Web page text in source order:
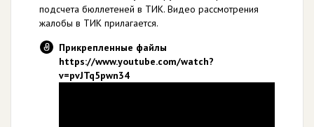
подсчета бюллетеней в ТИК. Видео рассмотрения
жалобы в ТИК прилагается.
Прикрепленные файлы
https://www.youtube.com/watch?
v=pvJTq5pwn34